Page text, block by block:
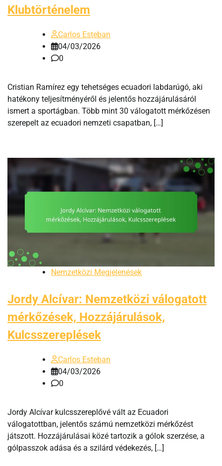
Klubtörténelem
Carlos Esteban
04/03/2026
0
Cristian Ramírez egy tehetséges ecuadori labdarúgó, aki
hatékony teljesítményéről és jelentős hozzájárulásáról
ismert a sportágban. Több mint 30 válogatott mérkőzésen
szerepelt az ecuadori nemzeti csapatban, […]
Nemzetközi Megjelenések
Jordy Alcívar: Nemzetközi válogatott
mérkőzések, Hozzájárulások,
Kulcsszereplések
Carlos Esteban
04/03/2026
0
Jordy Alcívar kulcsszereplővé vált az Ecuadori
válogatottban, jelentős számú nemzetközi mérkőzést
játszott. Hozzájárulásai közé tartozik a gólok szerzése, a
gólpasszok adása és a szilárd védekezés, […]